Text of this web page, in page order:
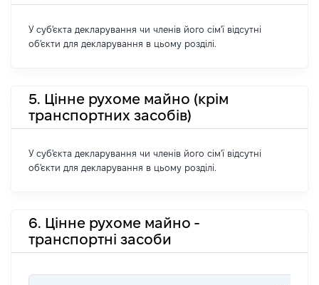
У суб'єкта декларування чи членів його сім'ї відсутні
об'єкти для декларування в цьому розділі.
5. Цінне рухоме майно (крім
транспортних засобів)
У суб'єкта декларування чи членів його сім'ї відсутні
об'єкти для декларування в цьому розділі.
6. Цінне рухоме майно -
транспортні засоби